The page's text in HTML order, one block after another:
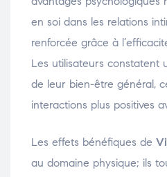
en soi dans les relations
renforcée grâce à
Les utilisateurs constatent
de leur bien-être général,
interactions plus positives
Les effets bénéfiques de
au domaine physique; ils